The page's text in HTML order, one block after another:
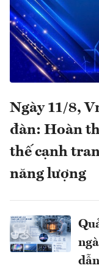
Ngày 11/8,
đàn: Hoàn
thế cạnh
năng lượng
dẫn